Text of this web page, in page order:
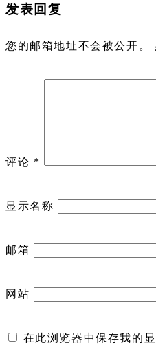
发表回复
您的邮箱地址不会被公开。
评论 *
显示名称
邮箱
网站
在此浏览器中保存我的